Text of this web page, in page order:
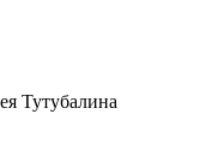
Тутубалина